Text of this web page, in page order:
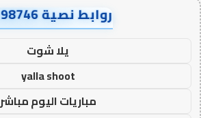
روابط نصية AA98746
يلا شوت
yalla shoot
مباريات اليوم مباشر